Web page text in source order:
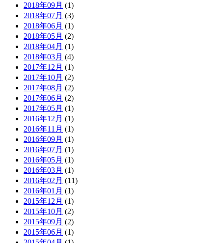
2018年09月 (1)
2018年07月 (3)
2018年06月 (1)
2018年05月 (2)
2018年04月 (1)
2018年03月 (4)
2017年12月 (1)
2017年10月 (2)
2017年08月 (2)
2017年06月 (2)
2017年05月 (1)
2016年12月 (1)
2016年11月 (1)
2016年09月 (1)
2016年07月 (1)
2016年05月 (1)
2016年03月 (1)
2016年02月 (11)
2016年01月 (1)
2015年12月 (1)
2015年10月 (2)
2015年09月 (2)
2015年06月 (1)